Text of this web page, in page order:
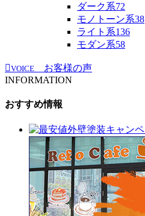
ダーク系72
モノトーン系38
ライト系136
モダン系58
VOICE
お客様の声
INFORMATION
おすすめ情報